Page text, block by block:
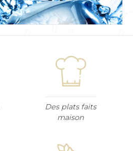
Des plats faits
maison